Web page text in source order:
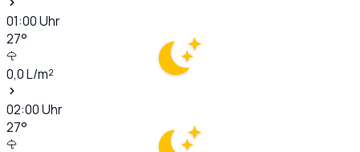
01:00Uhr
27°
0,0L/m²
02:00Uhr
27°